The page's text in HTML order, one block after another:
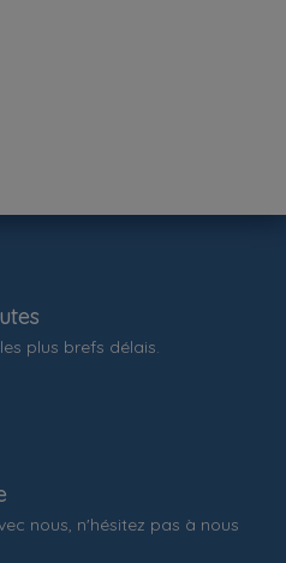
plus brefs délais.
nous, n'hésitez pas à nous